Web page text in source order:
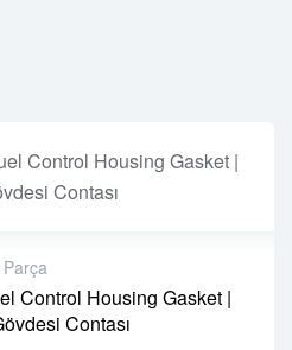
Control Housing Gasket |
Contası
days